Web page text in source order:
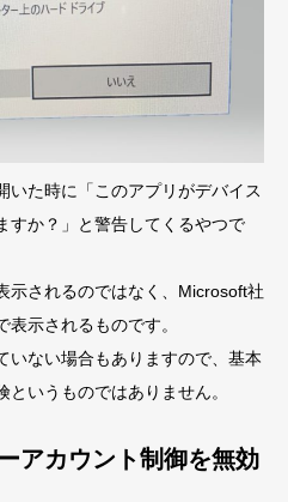
いた時に「このアプリがデバイス
すか？」と警告してくるやつで
示されるのではなく、Microsoft社
示されるものです。
いない場合もありますので、基本
いうものではありません。
アカウント制御を無効